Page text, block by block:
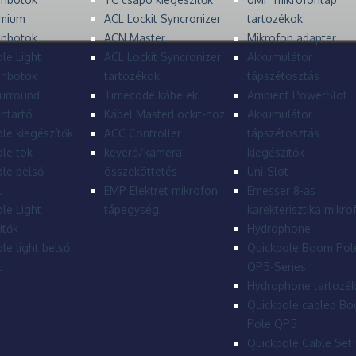
Light
kiegészítők
tok
belső
Light
light belső
ACL Lockit Syncronizer
ACN Master
ACL Lockit Syncronizer
tartozékok
Timecode kábelek
Kábel MasterLockit-hoz
ACC Controller
keverő/kamera
összeköttetés
EMP Elektret mikrofon
tápegység
tartozékok
Mikrofon adapter
Akkumulátor
tápszétosztás
Ambient PowerSlot
Akkumulátor
tápszétosztás
kiegészítők
Uni-Slot
Emesser 8-as
karekterisztika
Hydrophone
Quickpole Boom
QP5-Series
Hydrophone
Quickpole cabled
Pole QP5
Quickpole Cable Set